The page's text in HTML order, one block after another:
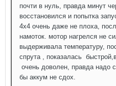
почти в нуль, правда минут
восстановился и попытка
4х4 очень даже не плоха,
намоток. мотор нагрелся не
выдерживала температуру,
спрута , показалась
очень доволен, правда надо
бы аккум не сдох.